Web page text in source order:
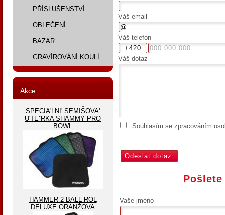
Váš email
Váš telefon
Váš dotaz
Souhlasím se zpracováním
Vaše jméno
PŘÍSLUŠENSTVÍ
OBLEČENÍ
BAZAR
GRAVÍROVÁNÍ KOULÍ
Akce
SPECIA'LNI' SEMIŠOVA'
U'TEˇRKA SHAMMY PRO
BOWL
HAMMER 2 BALL ROL
DELUXE ORANŽOVA